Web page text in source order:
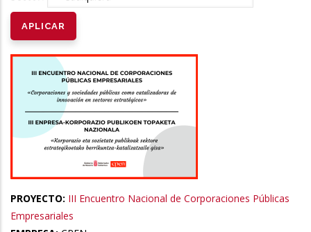
PROYECTO: III Encuentro Nacional de Corporaciones Públicas
Empresariales